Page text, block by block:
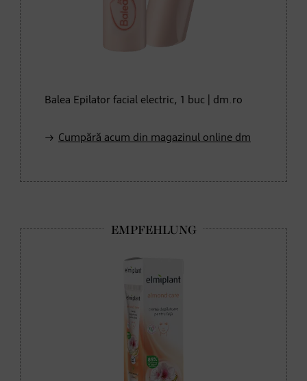
Balea Epilator facial electric, 1 buc | dm.ro
Cumpără acum din magazinul online dm